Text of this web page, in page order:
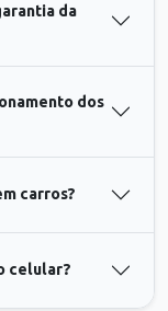
da
dos
carros?
celular?